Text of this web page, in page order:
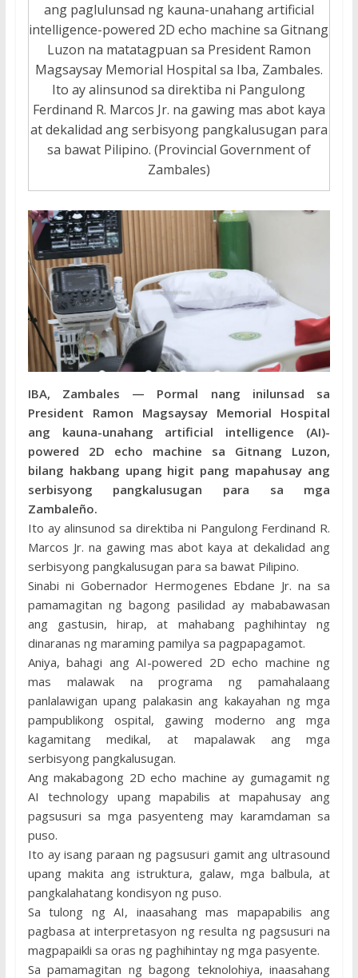
ang paglulunsad ng kauna-unahang artificial
intelligence-powered 2D echo machine sa Gitnang
Luzon na matatagpuan sa President Ramon
Magsaysay Memorial Hospital sa Iba, Zambales.
Ito ay alinsunod sa direktiba ni Pangulong
Ferdinand R. Marcos Jr. na gawing mas abot kaya
at dekalidad ang serbisyong pangkalusugan para
sa bawat Pilipino. (Provincial Government of
Zambales)
IBA, Zambales — Pormal nang inilunsad sa
President Ramon Magsaysay Memorial Hospital
ang kauna-unahang artificial intelligence (AI)-
powered 2D echo machine sa Gitnang Luzon,
bilang hakbang upang higit pang mapahusay ang
serbisyong pangkalusugan para sa mga
Zambaleño.
Ito ay alinsunod sa direktiba ni Pangulong Ferdinand R.
Marcos Jr. na gawing mas abot kaya at dekalidad ang
serbisyong pangkalusugan para sa bawat Pilipino.
Sinabi ni Gobernador Hermogenes Ebdane Jr. na sa
pamamagitan ng bagong pasilidad ay mababawasan
ang gastusin, hirap, at mahabang paghihintay ng
dinaranas ng maraming pamilya sa pagpapagamot.
Aniya, bahagi ang AI-powered 2D echo machine ng
mas malawak na programa ng pamahalaang
panlalawigan upang palakasin ang kakayahan ng mga
pampublikong ospital, gawing moderno ang mga
kagamitang medikal, at mapalawak ang mga
serbisyong pangkalusugan.
Ang makabagong 2D echo machine ay gumagamit ng
AI technology upang mapabilis at mapahusay ang
pagsusuri sa mga pasyenteng may karamdaman sa
puso.
Ito ay isang paraan ng pagsusuri gamit ang ultrasound
upang makita ang istruktura, galaw, mga balbula, at
pangkalahatang kondisyon ng puso.
Sa tulong ng AI, inaasahang mas mapapabilis ang
pagbasa at interpretasyon ng resulta ng pagsusuri na
magpapaikli sa oras ng paghihintay ng mga pasyente.
Sa pamamagitan ng bagong teknolohiya, inaasahang